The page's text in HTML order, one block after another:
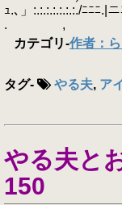
ｭ.､」:.:.:.:.:.:.:./ﾆﾆ
. ,
カテゴリ-作者：
タグ- やる夫, ア
やる夫と
150